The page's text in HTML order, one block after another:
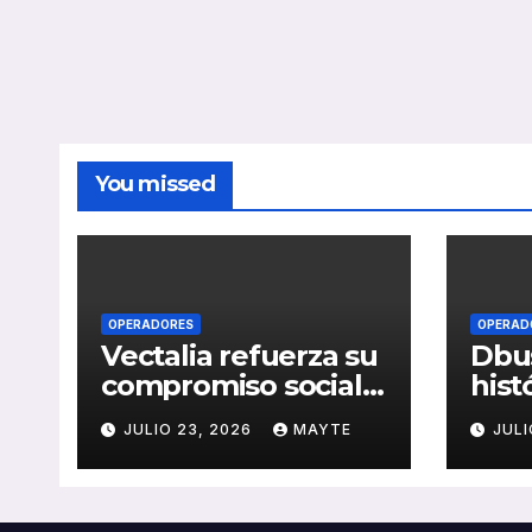
You missed
OPERADORES
Vectalia refuerza su
compromiso social y
medioambiental
con la publicación
de su Memoria de
JULIO 23, 2026 MAYTE
del